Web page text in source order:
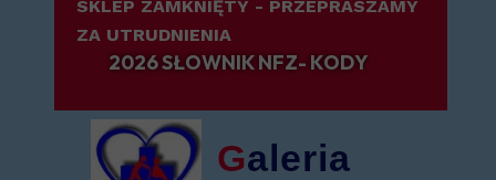
SKLEP ZAMKNIĘTY - PRZEPRASZAMY
ZA UTRUDNIENIA
Galeria
2026 SŁOWNIK NFZ- KODY